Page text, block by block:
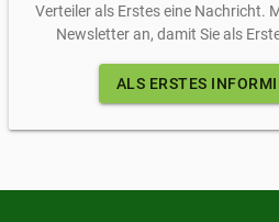
Verteiler als Erstes eine Nachricht.
Newsletter an, damit Sie als
ALS ERSTES